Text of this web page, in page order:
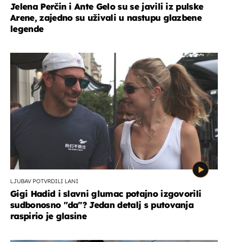
Jelena Perčin i Ante Gelo su se javili iz pulske
Arene, zajedno su uživali u nastupu glazbene
legende
LJUBAV POTVRDILI LANI
Gigi Hadid i slavni glumac potajno izgovorili
sudbonosno "da"? Jedan detalj s putovanja
raspirio je glasine